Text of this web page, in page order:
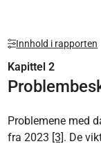
Innhold i rapporten
Kapittel 2
Problemene med
fra 2023 [3]. De